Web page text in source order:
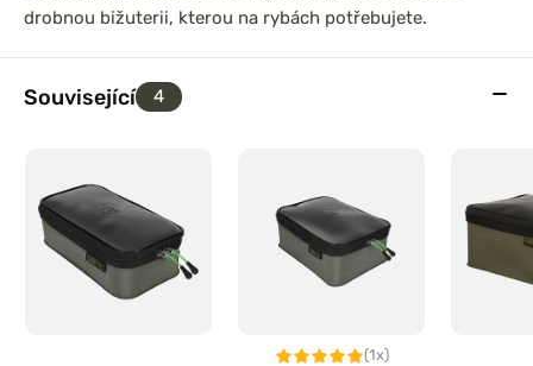
drobnou bižuterii, kterou na rybách potřebujete.
Související 4
(1x)